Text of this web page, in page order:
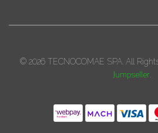
© 2026 TECNOCOMAE SPA. All
Jumpseller.